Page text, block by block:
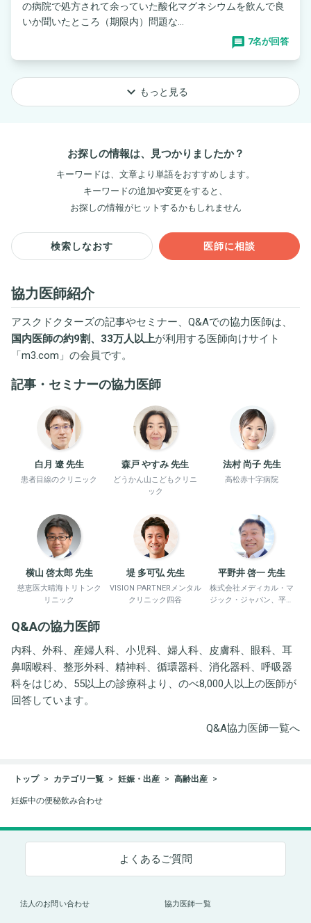
の病院で処方されて余っていた酸化マグネシウムを飲んで良
いか聞いたところ（期限内）問題な...
7名が回答
keyboard_arrow_down もっと見る
お探しの情報は、見つかりましたか？
キーワードは、文章より単語をおすすめします。
キーワードの追加や変更をすると、
お探しの情報がヒットするかもしれません
検索しなおす 医師に相談
協力医師紹介
アスクドクターズの記事やセミナー、Q&Aでの協力医師は、
国内医師の約9割、33万人以上が利用する医師向けサイト
「m3.com 」の会員です。
記事・セミナーの協力医師
白月 遼 先生
患者目線のクリニック
森戸 やすみ 先生
どうかん山こどもクリニ
ック
法村 尚子 先生
高松赤十字病院
横山 啓太郎 先生
慈恵医大晴海トリトンク
リニック
堤 多可弘 先生
VISION PARTNERメンタル
クリニック四谷
平野井 啓一 先生
株式会社メディカル・マ
ジック・ジャパン、平野
Q&Aの協力医師
内科、外科、産婦人科、小児科、婦人科、皮膚科、眼科、耳
鼻咽喉科、整形外科、精神科、循環器科、消化器科、呼吸器
科をはじめ、55以上の診療科より、のべ8,000人以上の医師が
回答しています。
Q&A協力医師一覧へ
トップ カテゴリ一覧 妊娠・出産 高齢出産
妊娠中の便秘飲み合わせ
よくあるご質問
法人のお問い合わせ 協力医師一覧